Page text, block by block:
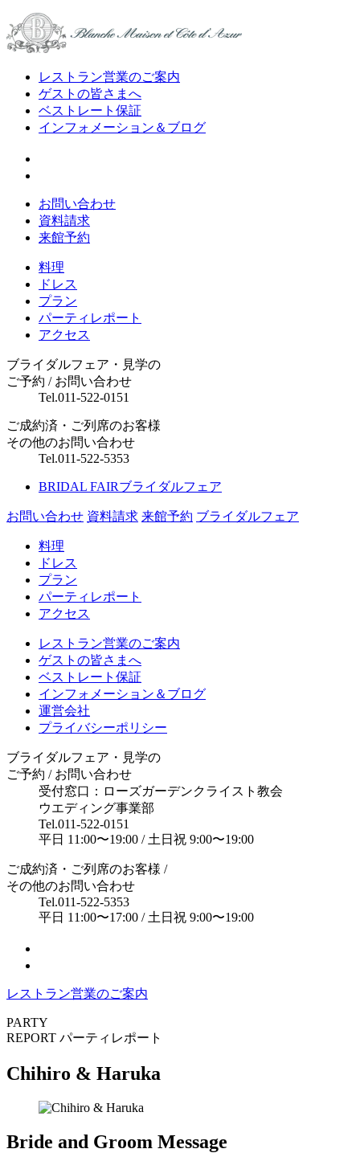
レストラン営業のご案内
ゲストの皆さまへ
ベストレート保証
インフォメーション＆ブログ
お問い合わせ
資料請求
来館予約
料理
ドレス
プラン
パーティレポート
アクセス
ブライダルフェア・見学の
ご予約 / お問い合わせ
Tel.011-522-0151
ご成約済・ご列席のお客様
その他のお問い合わせ
Tel.011-522-5353
BRIDAL FAIRブライダルフェア
お問い合わせ 資料請求 来館予約 ブライダルフェア
料理
ドレス
プラン
パーティレポート
アクセス
レストラン営業のご案内
ゲストの皆さまへ
ベストレート保証
インフォメーション＆ブログ
運営会社
プライバシーポリシー
ブライダルフェア・見学の
ご予約 / お問い合わせ
受付窓口：ローズガーデンクライスト教会
ウエディング事業部
Tel.011-522-0151
平日 11:00〜19:00 / 土日祝 9:00〜19:00
ご成約済・ご列席のお客様 /
その他のお問い合わせ
Tel.011-522-5353
平日 11:00〜17:00 / 土日祝 9:00〜19:00
レストラン営業のご案内
PARTY
REPORT パーティレポート
Chihiro & Haruka
Bride and Groom Message